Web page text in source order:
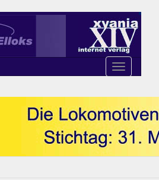
Toggle
navigation